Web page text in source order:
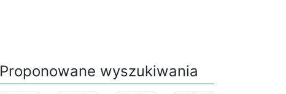
Proponowane wyszukiwania